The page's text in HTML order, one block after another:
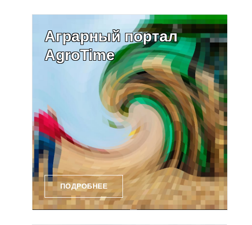
Аграрный портал
AgroTime
ПОДРОБНЕЕ